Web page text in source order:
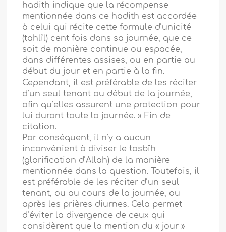
hadith indique que la récompense
mentionnée dans ce hadith est accordée
à celui qui récite cette formule d’unicité
(tahlîl) cent fois dans sa journée, que ce
soit de manière continue ou espacée,
dans différentes assises, ou en partie au
début du jour et en partie à la fin.
Cependant, il est préférable de les réciter
d’un seul tenant au début de la journée,
afin qu’elles assurent une protection pour
lui durant toute la journée. » Fin de
citation.
Par conséquent, il n’y a aucun
inconvénient à diviser le tasbîh
(glorification d’Allah) de la manière
mentionnée dans la question. Toutefois, il
est préférable de les réciter d’un seul
tenant, ou au cours de la journée, ou
après les prières diurnes. Cela permet
d’éviter la divergence de ceux qui
considèrent que la mention du « jour »